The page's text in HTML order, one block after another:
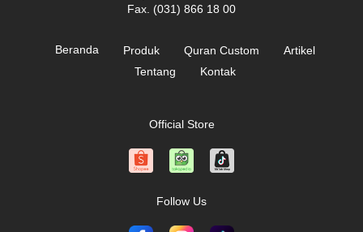
Fax. (031) 866 18 00
Beranda Produk Quran Custom
Artikel
Tentang
Kontak
Official Store
Follow Us